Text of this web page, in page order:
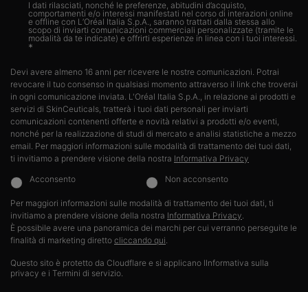
I dati rilasciati, nonché le preferenze, abitudini d’acquisto,
comportamenti e/o interessi manifestati nel corso di interazioni online
e offline con L’Oréal Italia S.p.A., saranno trattati dalla stessa allo
scopo di inviarti comunicazioni commerciali personalizzate (tramite le
modalità da te indicate) e offrirti esperienze in linea con i tuoi interessi.​
*
Devi avere almeno 16 anni per ricevere le nostre comunicazioni. Potrai
revocare il tuo consenso in qualsiasi momento attraverso il link che troverai
in ogni comunicazione inviata. L'Oréal Italia S.p.A., in relazione ai prodotti e
servizi di SkinCeuticals, tratterà i tuoi dati personali per inviarti
comunicazioni contenenti offerte e novità relativi a prodotti e/o eventi,
nonché per la realizzazione di studi di mercato e analisi statistiche a mezzo
email. Per maggiori informazioni sulle modalità di trattamento dei tuoi dati,
ti invitiamo a prendere visione della nostra Informativa Privacy
Acconsento
Non acconsento
Per maggiori informazioni sulle modalità di trattamento dei tuoi dati, ti
invitiamo a prendere visione della nostra Informativa Privacy.​
È possibile avere una panoramica dei marchi per cui verranno perseguite le
finalità di marketing diretto cliccando qui.
Questo sito è protetto da Cloudflare e si applicano lInformativa sulla
privacy e i Termini di servizio.